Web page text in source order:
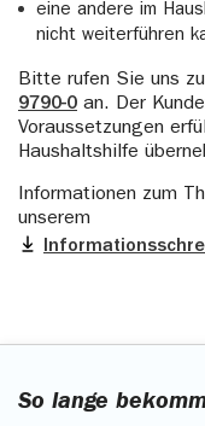
eine andere im
nicht weiterführen
Bitte rufen Sie uns
9790-0 an. Der
Voraussetzungen
Haushaltshilfe
Informationen zum
unserem
So lange